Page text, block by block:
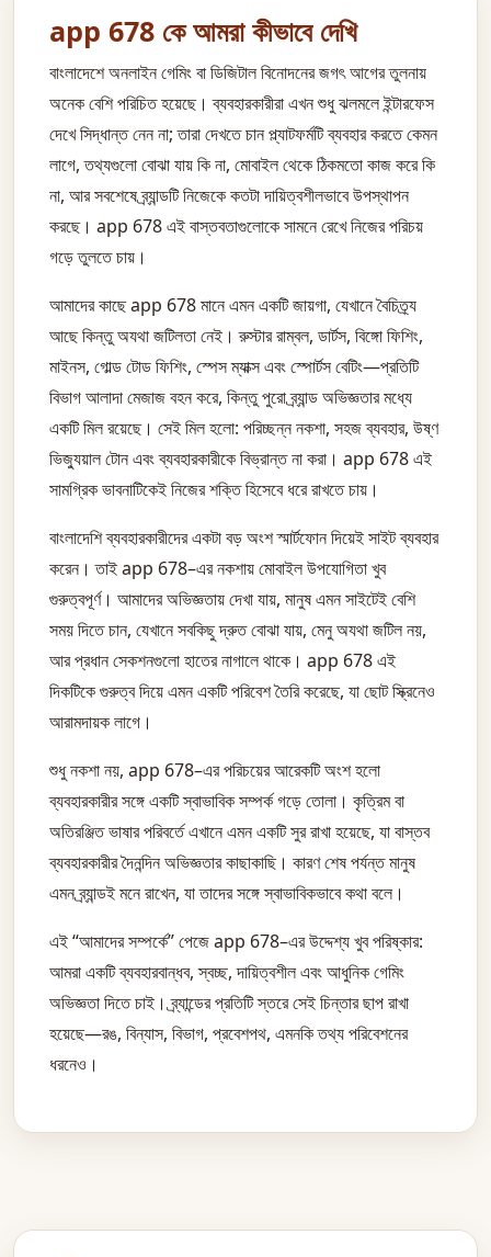
app 678 কে আমরা কীভাবে দেখি
বাংলাদেশে অনলাইন গেমিং বা ডিজিটাল বিনোদনের জগৎ আগের তুলনায়
অনেক বেশি পরিচিত হয়েছে। ব্যবহারকারীরা এখন শুধু ঝলমলে ইন্টারফেস
দেখে সিদ্ধান্ত নেন না; তারা দেখতে চান প্ল্যাটফর্মটি ব্যবহার করতে কেমন
লাগে, তথ্যগুলো বোঝা যায় কি না, মোবাইল থেকে ঠিকমতো কাজ করে কি
না, আর সবশেষে ব্র্যান্ডটি নিজেকে কতটা দায়িত্বশীলভাবে উপস্থাপন
করছে। app 678 এই বাস্তবতাগুলোকে সামনে রেখে নিজের পরিচয়
গড়ে তুলতে চায়।
আমাদের কাছে app 678 মানে এমন একটি জায়গা, যেখানে বৈচিত্র্য
আছে কিন্তু অযথা জটিলতা নেই। রুস্টার রাম্বল, ডার্টস, বিঙ্গো ফিশিং,
মাইনস, গোল্ড টোড ফিশিং, স্পেস ম্যাক্স এবং স্পোর্টস বেটিং—প্রতিটি
বিভাগ আলাদা মেজাজ বহন করে, কিন্তু পুরো ব্র্যান্ড অভিজ্ঞতার মধ্যে
একটি মিল রয়েছে। সেই মিল হলো: পরিচ্ছন্ন নকশা, সহজ ব্যবহার, উষ্ণ
ভিজ্যুয়াল টোন এবং ব্যবহারকারীকে বিভ্রান্ত না করা। app 678 এই
সামগ্রিক ভাবনাটিকেই নিজের শক্তি হিসেবে ধরে রাখতে চায়।
বাংলাদেশি ব্যবহারকারীদের একটা বড় অংশ স্মার্টফোন দিয়েই সাইট ব্যবহার
করেন। তাই app 678–এর নকশায় মোবাইল উপযোগিতা খুব
গুরুত্বপূর্ণ। আমাদের অভিজ্ঞতায় দেখা যায়, মানুষ এমন সাইটেই বেশি
সময় দিতে চান, যেখানে সবকিছু দ্রুত বোঝা যায়, মেনু অযথা জটিল নয়,
আর প্রধান সেকশনগুলো হাতের নাগালে থাকে। app 678 এই
দিকটিকে গুরুত্ব দিয়ে এমন একটি পরিবেশ তৈরি করেছে, যা ছোট স্ক্রিনেও
আরামদায়ক লাগে।
শুধু নকশা নয়, app 678–এর পরিচয়ের আরেকটি অংশ হলো
ব্যবহারকারীর সঙ্গে একটি স্বাভাবিক সম্পর্ক গড়ে তোলা। কৃত্রিম বা
অতিরঞ্জিত ভাষার পরিবর্তে এখানে এমন একটি সুর রাখা হয়েছে, যা বাস্তব
ব্যবহারকারীর দৈনন্দিন অভিজ্ঞতার কাছাকাছি। কারণ শেষ পর্যন্ত মানুষ
এমন ব্র্যান্ডই মনে রাখেন, যা তাদের সঙ্গে স্বাভাবিকভাবে কথা বলে।
এই “আমাদের সম্পর্কে” পেজে app 678–এর উদ্দেশ্য খুব পরিষ্কার:
আমরা একটি ব্যবহারবান্ধব, স্বচ্ছ, দায়িত্বশীল এবং আধুনিক গেমিং
অভিজ্ঞতা দিতে চাই। ব্র্যান্ডের প্রতিটি স্তরে সেই চিন্তার ছাপ রাখা
হয়েছে—রঙ, বিন্যাস, বিভাগ, প্রবেশপথ, এমনকি তথ্য পরিবেশনের
ধরনেও।